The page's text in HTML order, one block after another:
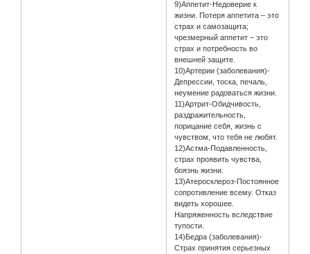
9)Аппетит-Недоверие к
жизни. Потеря аппетита – это
страх и самозащита;
чрезмерный аппетит – это
страх и потребность во
внешней защите.
10)Артерии (заболевания)-
Депрессии, тоска, печаль,
неумение радоваться жизни.
11)Артрит-Обидчивость,
раздражительность,
порицание себя, жизнь с
чувством, что тебя не любят.
12)Астма-Подавленность,
страх проявить чувства,
боязнь жизни.
13)Атеросклероз-Постоянное
сопротивление всему. Отказ
видеть хорошее.
Напряженность вследствие
тупости.
14)Бедра (заболевания)-
Страх принятия серьезных